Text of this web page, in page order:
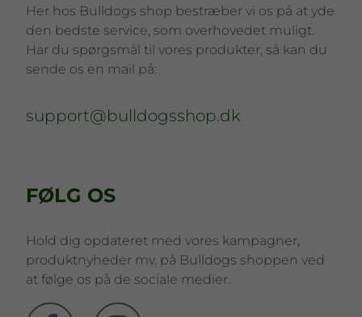
Her hos Bulldogs shop bestræber vi os på at yde
den bedste service, som overhovedet muligt.
Har du spørgsmål til vores produkter, så kan du
sende os en mail på:
support@bulldogsshop.dk
FØLG OS
Hold dig opdateret med vores kampagner,
produktnyheder mv. på Bulldogs shoppen ved
at følge os på de sociale medier.